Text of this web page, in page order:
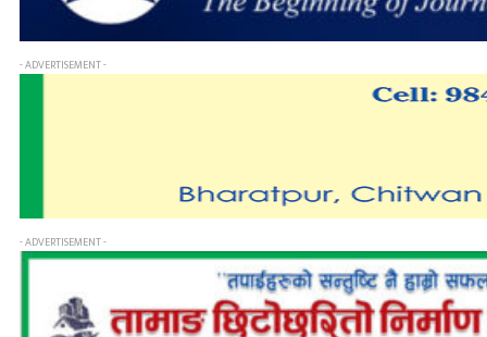
- ADVERTISEMENT -
- ADVERTISEMENT -